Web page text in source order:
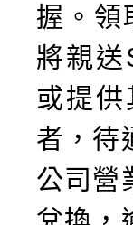
握。領
將親送
或提
者，待
公司營